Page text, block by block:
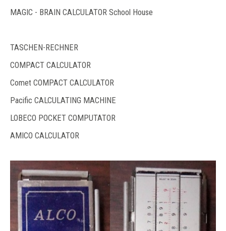
MAGIC - BRAIN CALCULATOR School House
TASCHEN-RECHNER
COMPACT CALCULATOR
Comet COMPACT CALCULATOR
Pacific CALCULATING MACHINE
LOBECO POCKET COMPUTATOR
AMICO CALCULATOR